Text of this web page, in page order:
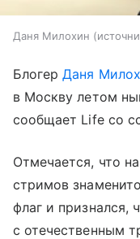
Даня Милохин
БлогерДаня
в Москву летом
сообщает Life со
Отмечается, что
стримов
флаг и признался,
с отечественным